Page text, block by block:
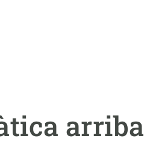
arriba
acadèmiques Fes ciència